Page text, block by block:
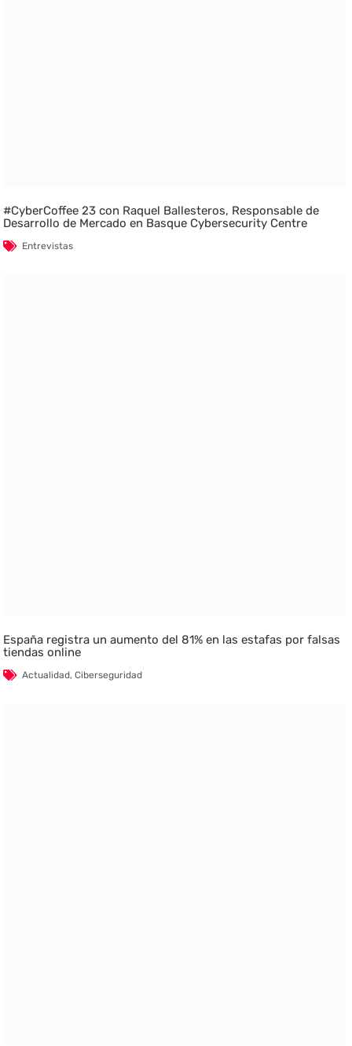
#CyberCoffee 23 con Raquel Ballesteros, Responsable de
Desarrollo de Mercado en Basque Cybersecurity Centre
Entrevistas
España registra un aumento del 81% en las estafas por falsas
tiendas online
Actualidad,Ciberseguridad